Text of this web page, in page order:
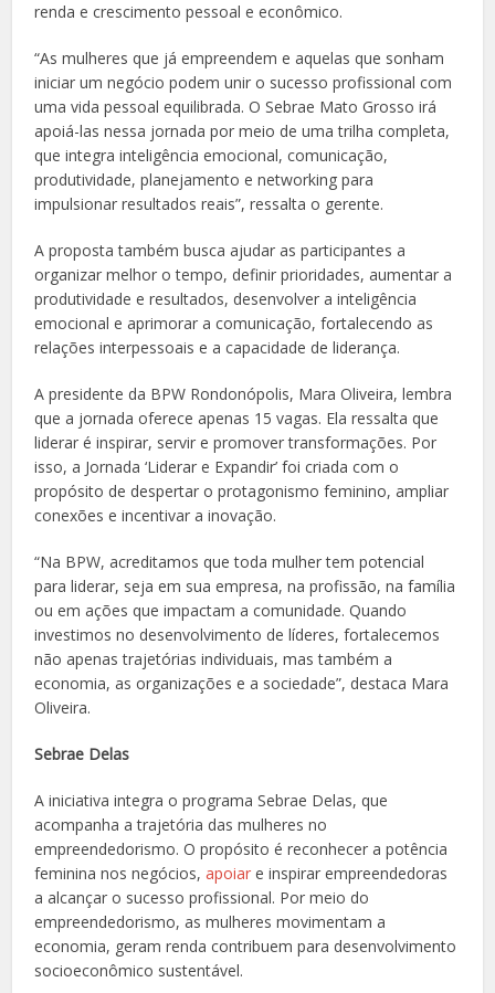
renda e crescimento pessoal e econômico.
“As mulheres que já empreendem e aquelas que sonham
iniciar um negócio podem unir o sucesso profissional com
uma vida pessoal equilibrada. O Sebrae Mato Grosso irá
apoiá-las nessa jornada por meio de uma trilha completa,
que integra inteligência emocional, comunicação,
produtividade, planejamento e networking para
impulsionar resultados reais”, ressalta o gerente.
A proposta também busca ajudar as participantes a
organizar melhor o tempo, definir prioridades, aumentar a
produtividade e resultados, desenvolver a inteligência
emocional e aprimorar a comunicação, fortalecendo as
relações interpessoais e a capacidade de liderança.
A presidente da BPW Rondonópolis, Mara Oliveira, lembra
que a jornada oferece apenas 15 vagas. Ela ressalta que
liderar é inspirar, servir e promover transformações. Por
isso, a Jornada ‘Liderar e Expandir’ foi criada com o
propósito de despertar o protagonismo feminino, ampliar
conexões e incentivar a inovação.
“Na BPW, acreditamos que toda mulher tem potencial
para liderar, seja em sua empresa, na profissão, na família
ou em ações que impactam a comunidade. Quando
investimos no desenvolvimento de líderes, fortalecemos
não apenas trajetórias individuais, mas também a
economia, as organizações e a sociedade”, destaca Mara
Oliveira.
Sebrae Delas
A iniciativa integra o programa Sebrae Delas, que
acompanha a trajetória das mulheres no
empreendedorismo. O propósito é reconhecer a potência
feminina nos negócios,apoiar e inspirar empreendedoras
a alcançar o sucesso profissional. Por meio do
empreendedorismo, as mulheres movimentam a
economia, geram renda contribuem para desenvolvimento
socioeconômico sustentável.